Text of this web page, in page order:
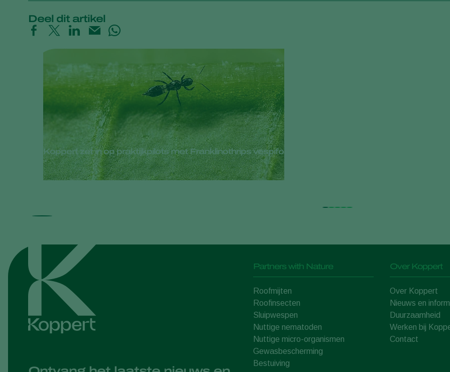
Deel dit artikel
Koppert zet in op praktijkpilots met Franklinothrips vespiformis, Montdo-Mite en Limonica Ulti-Mite
Partners with Nature
Roofmijten
Roofinsecten
Sluipwespen
Nuttige nematoden
Nuttige micro-organismen
Gewasbescherming
Bestuiving
Over Koppert
Over Koppert
Nieuws en
Duurzaamheid
Werken bij
Contact